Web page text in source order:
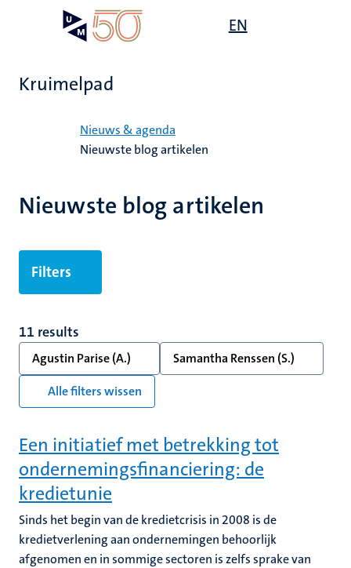
inhoud
EN
Kruimelpad
Nieuws & agenda
Nieuwste blog artikelen
Nieuwste blog artikelen
Filters
11 results
Agustin Parise (A.)
Samantha Renssen (S.)
Alle filters wissen
Een initiatief met betrekking tot
ondernemingsfinanciering: de
kredietunie
Sinds het begin van de kredietcrisis in 2008 is de
kredietverlening aan ondernemingen behoorlijk
afgenomen en in sommige sectoren is zelfs sprake van